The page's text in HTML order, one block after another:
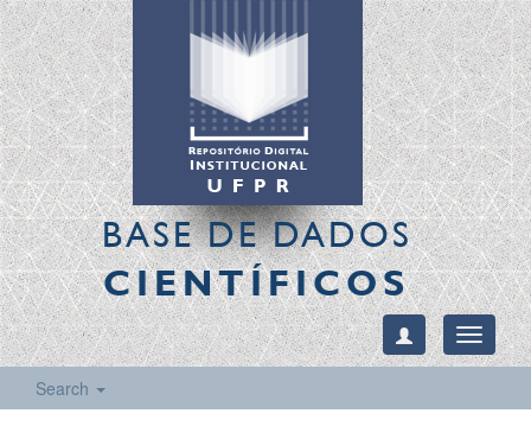
BASE DE DADOS
CIENTÍFICOS
Toggle
Search